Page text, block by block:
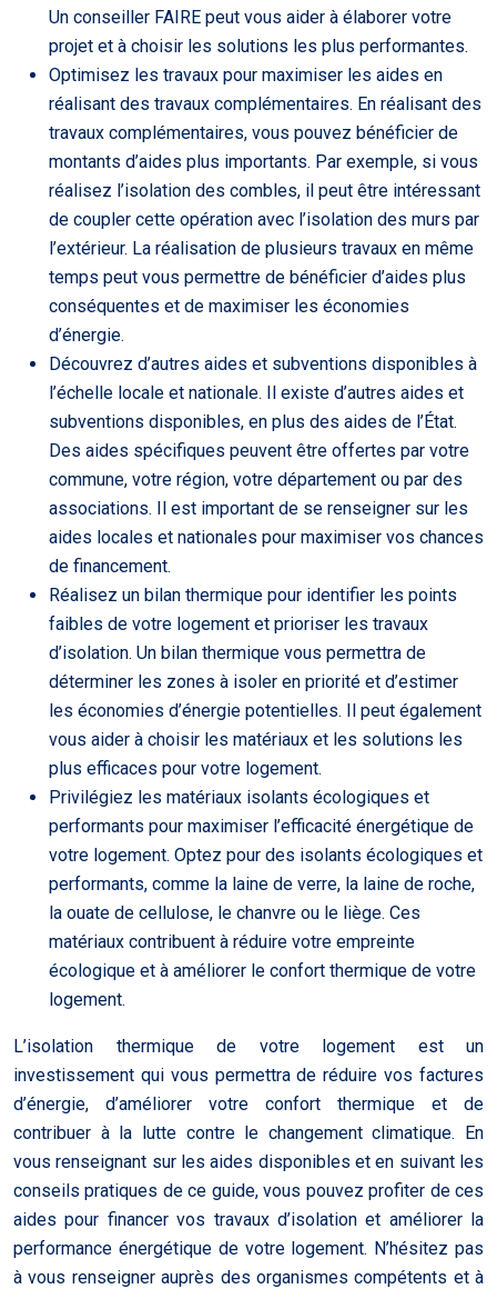
Un conseiller FAIRE peut vous aider à élaborer votre
projet et à choisir les solutions les plus performantes.
Optimisez les travaux pour maximiser les aides en
réalisant des travaux complémentaires. En réalisant des
travaux complémentaires, vous pouvez bénéficier de
montants d’aides plus importants. Par exemple, si vous
réalisez l’isolation des combles, il peut être intéressant
de coupler cette opération avec l’isolation des murs par
l’extérieur. La réalisation de plusieurs travaux en même
temps peut vous permettre de bénéficier d’aides plus
conséquentes et de maximiser les économies
d’énergie.
Découvrez d’autres aides et subventions disponibles à
l’échelle locale et nationale. Il existe d’autres aides et
subventions disponibles, en plus des aides de l’État.
Des aides spécifiques peuvent être offertes par votre
commune, votre région, votre département ou par des
associations. Il est important de se renseigner sur les
aides locales et nationales pour maximiser vos chances
de financement.
Réalisez un bilan thermique pour identifier les points
faibles de votre logement et prioriser les travaux
d’isolation. Un bilan thermique vous permettra de
déterminer les zones à isoler en priorité et d’estimer
les économies d’énergie potentielles. Il peut également
vous aider à choisir les matériaux et les solutions les
plus efficaces pour votre logement.
Privilégiez les matériaux isolants écologiques et
performants pour maximiser l’efficacité énergétique de
votre logement. Optez pour des isolants écologiques et
performants, comme la laine de verre, la laine de roche,
la ouate de cellulose, le chanvre ou le liège. Ces
matériaux contribuent à réduire votre empreinte
écologique et à améliorer le confort thermique de votre
logement.
L’isolation thermique de votre logement est un
investissement qui vous permettra de réduire vos factures
d’énergie, d’améliorer votre confort thermique et de
contribuer à la lutte contre le changement climatique. En
vous renseignant sur les aides disponibles et en suivant les
conseils pratiques de ce guide, vous pouvez profiter de ces
aides pour financer vos travaux d’isolation et améliorer la
performance énergétique de votre logement. N’hésitez pas
à vous renseigner auprès des organismes compétents et à